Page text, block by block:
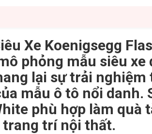
Xe Koenigsegg
phỏng mẫu siêu
lại sự trải
mẫu ô tô nổi danh.
phù hợp làm quà
trang trí nội thất.